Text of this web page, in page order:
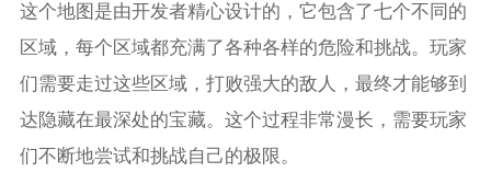
这个地图是由开发者精心设计的，它包含了七个不同的
区域，每个区域都充满了各种各样的危险和挑战。玩家
们需要走过这些区域，打败强大的敌人，最终才能够到
达隐藏在最深处的宝藏。这个过程非常漫长，需要玩家
们不断地尝试和挑战自己的极限。